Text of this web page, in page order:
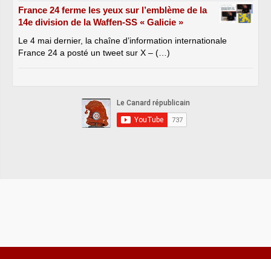
France 24 ferme les yeux sur l’emblème de la
14e division de la Waffen-SS « Galicie »
Le 4 mai dernier, la chaîne d’information internationale
France 24 a posté un tweet sur X – (…)